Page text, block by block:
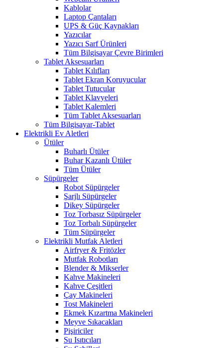
Kablolar
Laptop Çantaları
UPS & Güç Kaynakları
Yazıcılar
Yazıcı Sarf Ürünleri
Tüm Bilgisayar Çevre Birimleri
Tablet Aksesuarları
Tablet Kılıfları
Tablet Ekran Koruyucular
Tablet Tutucular
Tablet Klavyeleri
Tablet Kalemleri
Tüm Tablet Aksesuarları
Tüm Bilgisayar-Tablet
Elektrikli Ev Aletleri
Ütüler
Buharlı Ütüler
Buhar Kazanlı Ütüler
Tüm Ütüler
Süpürgeler
Robot Süpürgeler
Şarjlı Süpürgeler
Dikey Süpürgeler
Toz Torbasız Süpürgeler
Toz Torbalı Süpürgeler
Tüm Süpürgeler
Elektrikli Mutfak Aletleri
Airfryer & Fritözler
Mutfak Robotları
Blender & Mikserler
Kahve Makineleri
Kahve Çeşitleri
Çay Makineleri
Tost Makineleri
Ekmek Kızartma Makineleri
Meyve Sıkacakları
Pişiriciler
Su Isıtıcıları